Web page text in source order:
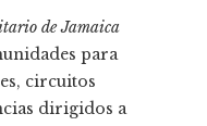
de Jamaica
para
circuitos
dirigidos a